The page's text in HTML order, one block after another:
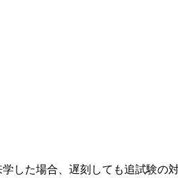
した場合、遅刻しても追試験の